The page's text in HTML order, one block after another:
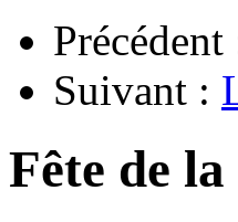
Précédent
Suivant :
Fête de